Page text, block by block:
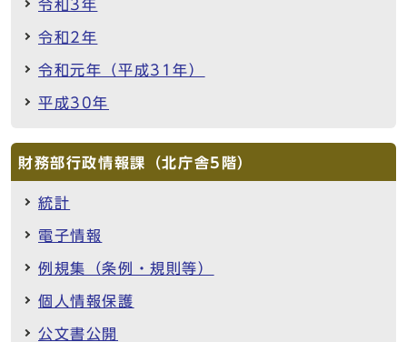
令和3年
令和2年
令和元年（平成31年）
平成30年
財務部行政情報課（北庁舎5階）
統計
電子情報
例規集（条例・規則等）
個人情報保護
公文書公開